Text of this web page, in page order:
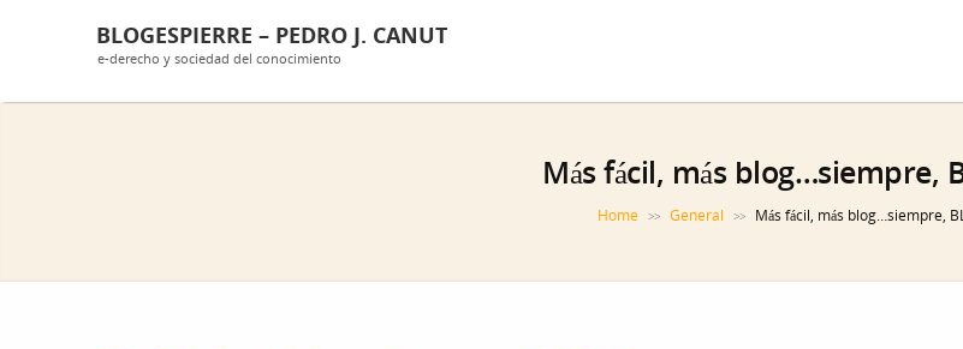
BLOGESPIERRE – PEDRO J. CANUT
e-derecho y sociedad del conocimiento
Más fácil, más blog…siempre,
Home >> General >> Más fácil, más blog…siempre,